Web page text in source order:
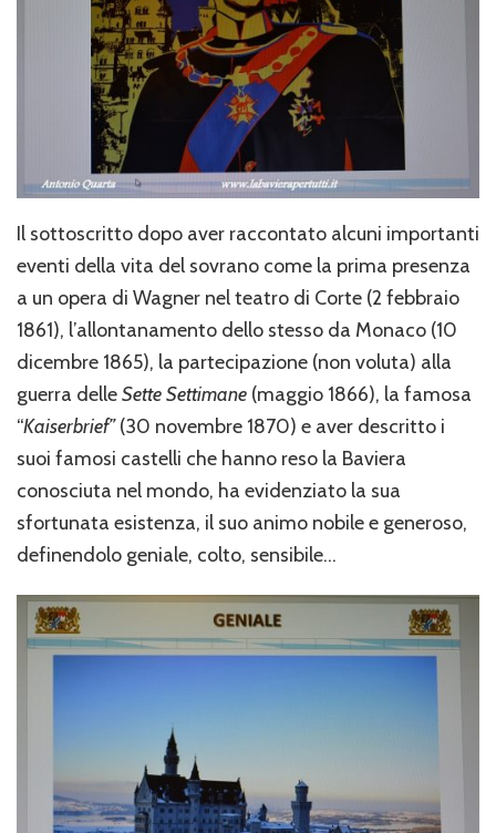
Il sottoscritto dopo aver raccontato alcuni importanti
eventi della vita del sovrano come la prima presenza
a un opera di Wagner nel teatro di Corte (2 febbraio
1861), l’allontanamento dello stesso da Monaco (10
dicembre 1865), la partecipazione (non voluta) alla
guerra delleSette Settimane (maggio 1866), la famosa
“Kaiserbrief”(30 novembre 1870) e aver descritto i
suoi famosi castelli che hanno reso la Baviera
conosciuta nel mondo, ha evidenziato la sua
sfortunata esistenza, il suo animo nobile e generoso,
definendolo geniale, colto, sensibile…